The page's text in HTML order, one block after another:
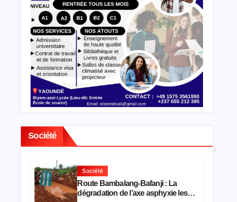
Société
Société
Route Bambalang-Bafanji : La
dégradation de l’axe asphyxie les